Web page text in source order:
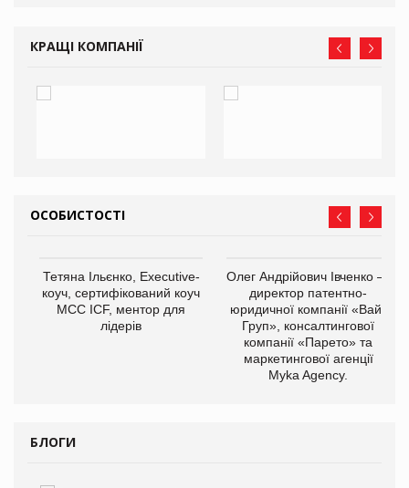
КРАЩІ КОМПАНІЇ
ОСОБИСТОСТІ
Тетяна Ільєнко, Executive-
коуч, сертифікований коуч
МСС ICF, ментор для
лідерів
Олег Андрійович Івченко —
директор патентно-
юридичної компанії «Вайз
Груп», консалтингової
компанії «Парето» та
маркетингової агенції
Myka Agency.
БЛОГИ